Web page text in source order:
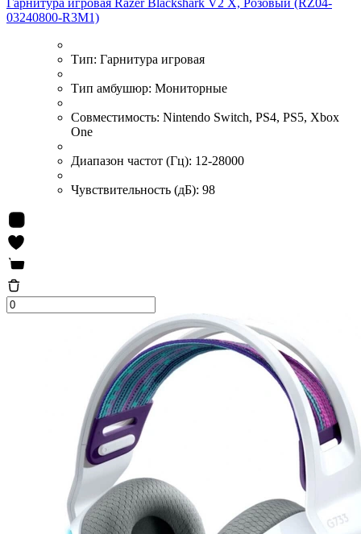
03240800-R3M1)
Тип: Гарнитура игровая
Тип амбушюр: Мониторные
Совместимость: Nintendo Switch, PS4, PS5, Xbox
One
Диапазон частот (Гц): 12-28000
Чувствительность (дБ): 98